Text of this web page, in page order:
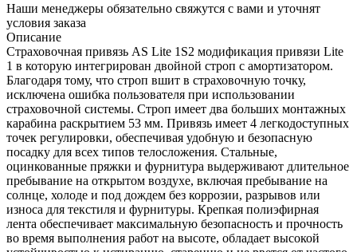
Наши менеджеры обязательно свяжутся с вами и уточнят
условия заказа
Описание
Страховочная привязь AS Lite 1S2 модификация привязи Lite
1 в которую интегрирован двойной строп с амортизатором.
Благодаря тому, что строп вшит в страховочную точку,
исключена ошибка пользователя при использовании
страховочной системы. Строп имеет два больших монтажных
карабина раскрытием 53 мм. Привязь имеет 4 легкодоступных
точек регулировки, обеспечивая удобную и безопасную
посадку для всех типов телосложения. Стальные,
оцинкованные пряжки и фурнитура выдерживают длительное
пребывание на открытом воздухе, включая пребывание на
солнце, холоде и под дождем без коррозии, разрывов или
износа для текстиля и фурнитуры. Крепкая полиэфирная
лента обеспечивает максимальную безопасность и прочность
во время выполнения работ на высоте, обладает высокой